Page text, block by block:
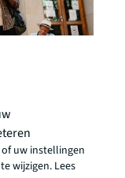
JLL),
en
uw instellingen
wijzigen. Lees